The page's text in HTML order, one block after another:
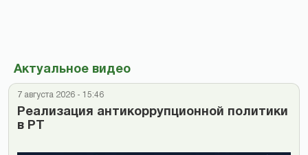
Актуальное видео
7 августа 2026 - 15:46
Реализация антикоррупционной политики
в РТ